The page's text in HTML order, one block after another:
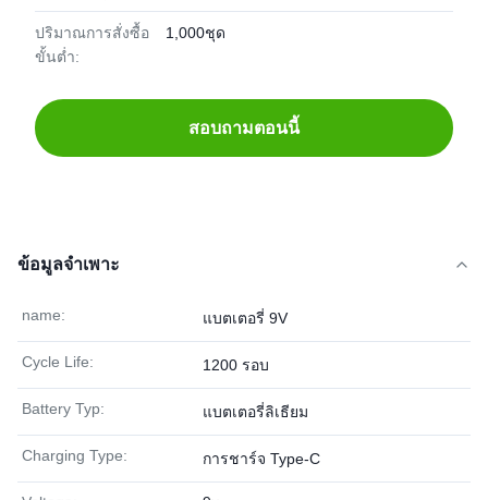
ปริมาณการสั่งซื้อ
ขั้นต่ำ:
1,000ชุด
สอบถามตอนนี้
ข้อมูลจำเพาะ
name: แบตเตอรี่ 9V
Cycle Life: 1200 รอบ
Battery Typ: แบตเตอรี่ลิเธียม
Charging Type: การชาร์จ Type-C